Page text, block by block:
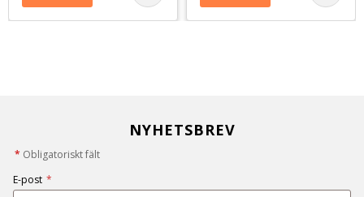
NYHETSBREV
* Obligatoriskt fält
E-post *